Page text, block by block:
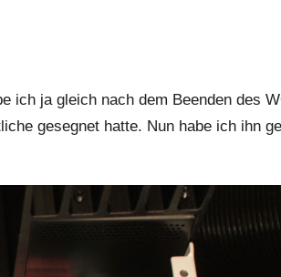
ich ja gleich nach dem Beenden des
gesegnet hatte. Nun habe ich ihn